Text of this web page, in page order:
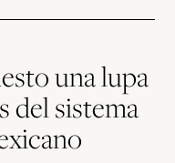
una lupa
del sistema